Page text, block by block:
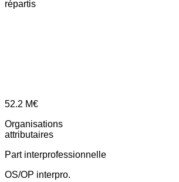
répartis
52.2 M€
Organisations
attributaires
Part interprofessionnelle
OS/OP interpro.